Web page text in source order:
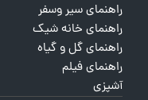
راهنمای سیر وسفر
راهنمای خانه شیک
راهنمای گل و گیاه
راهنمای فیلم
آشپزی